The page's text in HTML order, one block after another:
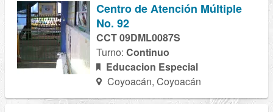
Centro de Atención Múltiple
No. 92
CCT 09DML0087S
Turno: Continuo
Educacion Especial
Coyoacán, Coyoacán